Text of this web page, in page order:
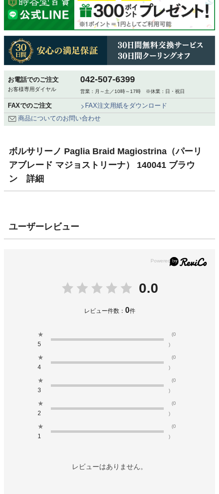
お電話でのご注文
お客様専用ダイヤル
042-507-6399
営業：月～土／10時～17時 ※休業：日・祝日
FAXでのご注文
FAX注文用紙をダウンロード
商品についてのお問い合わせ
ボルサリーノ Paglia Braid Magiostrina（パーリ
アブレード マジョストリーナ） 140041 ブラウ
ン 詳細
ユーザーレビュー
0.0
レビュー件数： 0件
★
5
(0
)
★
4
(0
)
★
3
(0
)
★
2
(0
)
★
1
(0
)
レビューはありません。